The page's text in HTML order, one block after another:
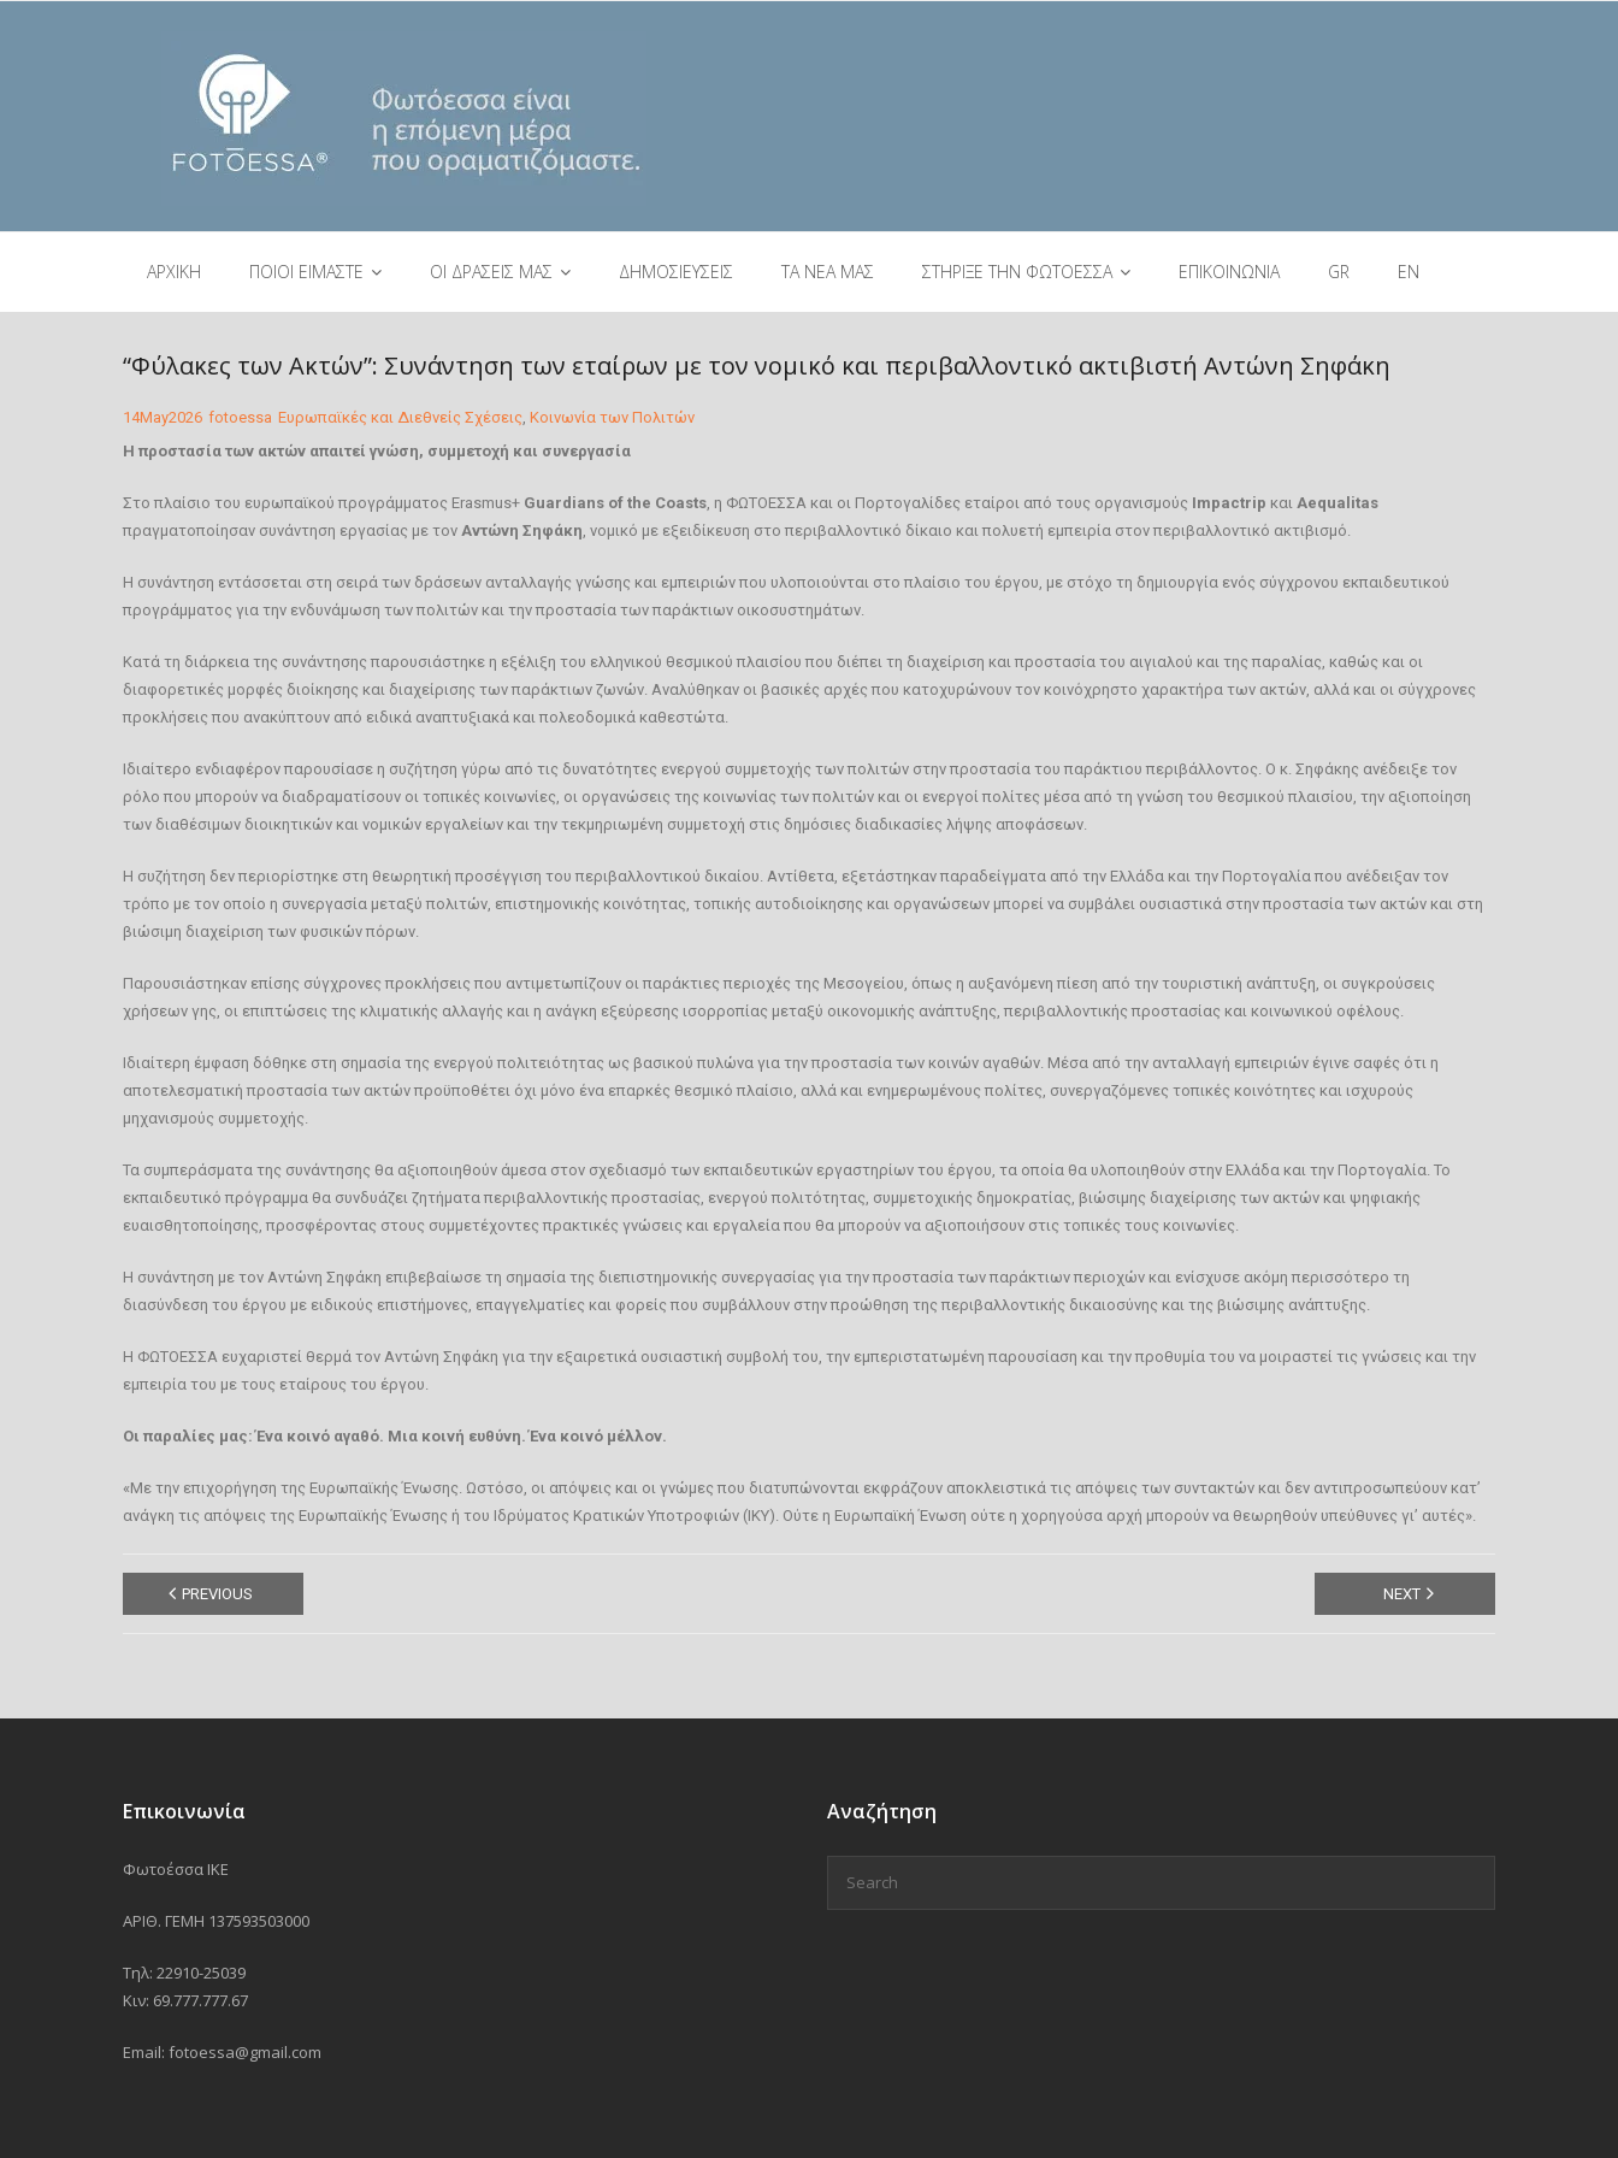
ΑΡΧΙΚΗ ΠΟΙΟΙ ΕΙΜΑΣΤΕ ΟΙ ΔΡΑΣΕΙΣ ΜΑΣ ΔΗΜΟΣΙΕΥΣΕΙΣ ΤΑ ΝΕΑ ΜΑΣ ΣΤΗΡΙΞΕ ΤΗΝ ΦΩΤΟΕΣΣΑ ΕΠΙΚΟΙΝΩΝΙΑ GR EN
“Φύλακες των Ακτών”: Συνάντηση των εταίρων με τον νομικό και περιβαλλοντικό ακτιβιστή Αντώνη Σηφάκη
14May2026 fotoessa Ευρωπαϊκές και Διεθνείς Σχέσεις, Κοινωνία των Πολιτών
Η προστασία των ακτών απαιτεί γνώση, συμμετοχή και συνεργασία
Στο πλαίσιο του ευρωπαϊκού προγράμματος Erasmus+ Guardians of the Coasts, η ΦΩΤΟΕΣΣΑ και οι Πορτογαλίδες εταίροι από τους οργανισμούς Impactrip και Aequalitas
πραγματοποίησαν συνάντηση εργασίας με τον Αντώνη Σηφάκη, νομικό με εξειδίκευση στο περιβαλλοντικό δίκαιο και πολυετή εμπειρία στον περιβαλλοντικό ακτιβισμό.
Η συνάντηση εντάσσεται στη σειρά των δράσεων ανταλλαγής γνώσης και εμπειριών που υλοποιούνται στο πλαίσιο του έργου, με στόχο τη δημιουργία ενός σύγχρονου εκπαιδευτικού
προγράμματος για την ενδυνάμωση των πολιτών και την προστασία των παράκτιων οικοσυστημάτων.
Κατά τη διάρκεια της συνάντησης παρουσιάστηκε η εξέλιξη του ελληνικού θεσμικού πλαισίου που διέπει τη διαχείριση και προστασία του αιγιαλού και της παραλίας, καθώς και οι
διαφορετικές μορφές διοίκησης και διαχείρισης των παράκτιων ζωνών. Αναλύθηκαν οι βασικές αρχές που κατοχυρώνουν τον κοινόχρηστο χαρακτήρα των ακτών, αλλά και οι σύγχρονες
προκλήσεις που ανακύπτουν από ειδικά αναπτυξιακά και πολεοδομικά καθεστώτα.
Ιδιαίτερο ενδιαφέρον παρουσίασε η συζήτηση γύρω από τις δυνατότητες ενεργού συμμετοχής των πολιτών στην προστασία του παράκτιου περιβάλλοντος. Ο κ. Σηφάκης ανέδειξε τον
ρόλο που μπορούν να διαδραματίσουν οι τοπικές κοινωνίες, οι οργανώσεις της κοινωνίας των πολιτών και οι ενεργοί πολίτες μέσα από τη γνώση του θεσμικού πλαισίου, την αξιοποίηση
των διαθέσιμων διοικητικών και νομικών εργαλείων και την τεκμηριωμένη συμμετοχή στις δημόσιες διαδικασίες λήψης αποφάσεων.
Η συζήτηση δεν περιορίστηκε στη θεωρητική προσέγγιση του περιβαλλοντικού δικαίου. Αντίθετα, εξετάστηκαν παραδείγματα από την Ελλάδα και την Πορτογαλία που ανέδειξαν τον
τρόπο με τον οποίο η συνεργασία μεταξύ πολιτών, επιστημονικής κοινότητας, τοπικής αυτοδιοίκησης και οργανώσεων μπορεί να συμβάλει ουσιαστικά στην προστασία των ακτών και στη
βιώσιμη διαχείριση των φυσικών πόρων.
Παρουσιάστηκαν επίσης σύγχρονες προκλήσεις που αντιμετωπίζουν οι παράκτιες περιοχές της Μεσογείου, όπως η αυξανόμενη πίεση από την τουριστική ανάπτυξη, οι συγκρούσεις
χρήσεων γης, οι επιπτώσεις της κλιματικής αλλαγής και η ανάγκη εξεύρεσης ισορροπίας μεταξύ οικονομικής ανάπτυξης, περιβαλλοντικής προστασίας και κοινωνικού οφέλους.
Ιδιαίτερη έμφαση δόθηκε στη σημασία της ενεργού πολιτειότητας ως βασικού πυλώνα για την προστασία των κοινών αγαθών. Μέσα από την ανταλλαγή εμπειριών έγινε σαφές ότι η
αποτελεσματική προστασία των ακτών προϋποθέτει όχι μόνο ένα επαρκές θεσμικό πλαίσιο, αλλά και ενημερωμένους πολίτες, συνεργαζόμενες τοπικές κοινότητες και ισχυρούς
μηχανισμούς συμμετοχής.
Τα συμπεράσματα της συνάντησης θα αξιοποιηθούν άμεσα στον σχεδιασμό των εκπαιδευτικών εργαστηρίων του έργου, τα οποία θα υλοποιηθούν στην Ελλάδα και την Πορτογαλία. Το
εκπαιδευτικό πρόγραμμα θα συνδυάζει ζητήματα περιβαλλοντικής προστασίας, ενεργού πολιτότητας, συμμετοχικής δημοκρατίας, βιώσιμης διαχείρισης των ακτών και ψηφιακής
ευαισθητοποίησης, προσφέροντας στους συμμετέχοντες πρακτικές γνώσεις και εργαλεία που θα μπορούν να αξιοποιήσουν στις τοπικές τους κοινωνίες.
Η συνάντηση με τον Αντώνη Σηφάκη επιβεβαίωσε τη σημασία της διεπιστημονικής συνεργασίας για την προστασία των παράκτιων περιοχών και ενίσχυσε ακόμη περισσότερο τη
διασύνδεση του έργου με ειδικούς επιστήμονες, επαγγελματίες και φορείς που συμβάλλουν στην προώθηση της περιβαλλοντικής δικαιοσύνης και της βιώσιμης ανάπτυξης.
Η ΦΩΤΟΕΣΣΑ ευχαριστεί θερμά τον Αντώνη Σηφάκη για την εξαιρετικά ουσιαστική συμβολή του, την εμπεριστατωμένη παρουσίαση και την προθυμία του να μοιραστεί τις γνώσεις και την
εμπειρία του με τους εταίρους του έργου.
Οι παραλίες μας: Ένα κοινό αγαθό. Μια κοινή ευθύνη. Ένα κοινό μέλλον.
«Με την επιχορήγηση της Ευρωπαϊκής Ένωσης. Ωστόσο, οι απόψεις και οι γνώμες που διατυπώνονται εκφράζουν αποκλειστικά τις απόψεις των συντακτών και δεν αντιπροσωπεύουν κατ’
ανάγκη τις απόψεις της Ευρωπαϊκής Ένωσης ή του Ιδρύματος Κρατικών Υποτροφιών (ΙΚΥ). Ούτε η Ευρωπαϊκή Ένωση ούτε η χορηγούσα αρχή μπορούν να θεωρηθούν υπεύθυνες γι’ αυτές».
PREVIOUS NEXT
Επικοινωνία
Φωτοέσσα ΙΚΕ
ΑΡΙΘ. ΓΕΜΗ 137593503000
Τηλ: 22910-25039
Κιν: 69.777.777.67
Email: fotoessa@gmail.com
Αναζήτηση